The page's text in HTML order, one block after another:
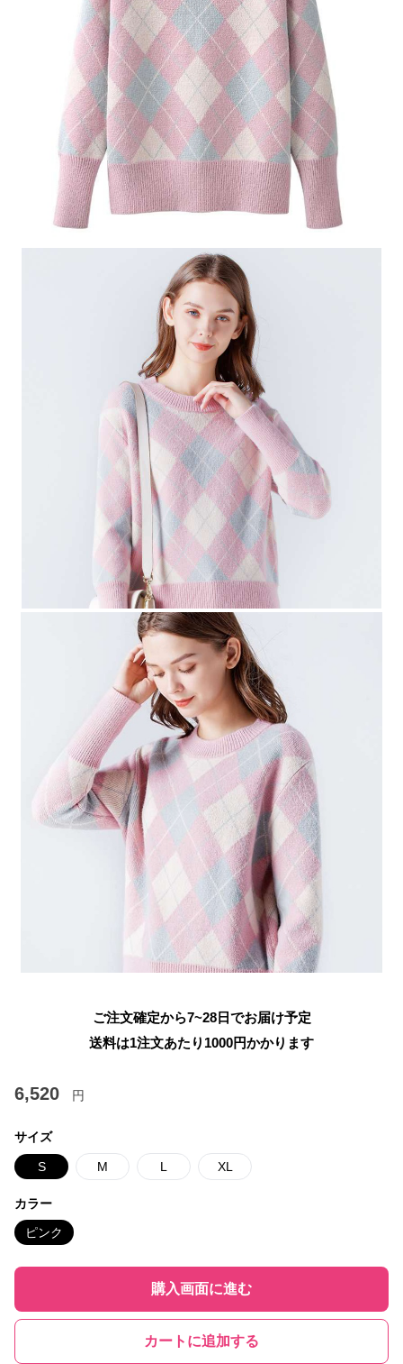
ご注文確定から7~28日でお届け予定
送料は1注文あたり 1000円かかります
6,520 円
サイズ
S M L XL
カラー
ピンク
購入画面に進む
カートに追加する